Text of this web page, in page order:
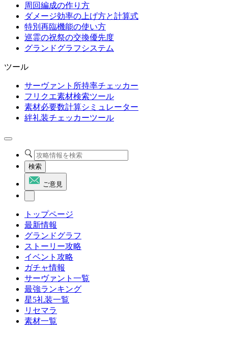
周回編成の作り方
ダメージ効率の上げ方と計算式
特別再臨機能の使い方
巡霊の祝祭の交換優先度
グランドグラフシステム
ツール
サーヴァント所持率チェッカー
フリクエ素材検索ツール
素材必要数計算シミュレーター
絆礼装チェッカーツール
検索
ご意見
トップページ
最新情報
グランドグラフ
ストーリー攻略
イベント攻略
ガチャ情報
サーヴァント一覧
最強ランキング
星5礼装一覧
リセマラ
素材一覧